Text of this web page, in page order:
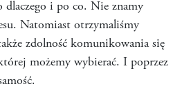
i po co. Nie znamy
Natomiast otrzymaliśmy
zdolność komunikowania się
możemy wybierać. I poprzez